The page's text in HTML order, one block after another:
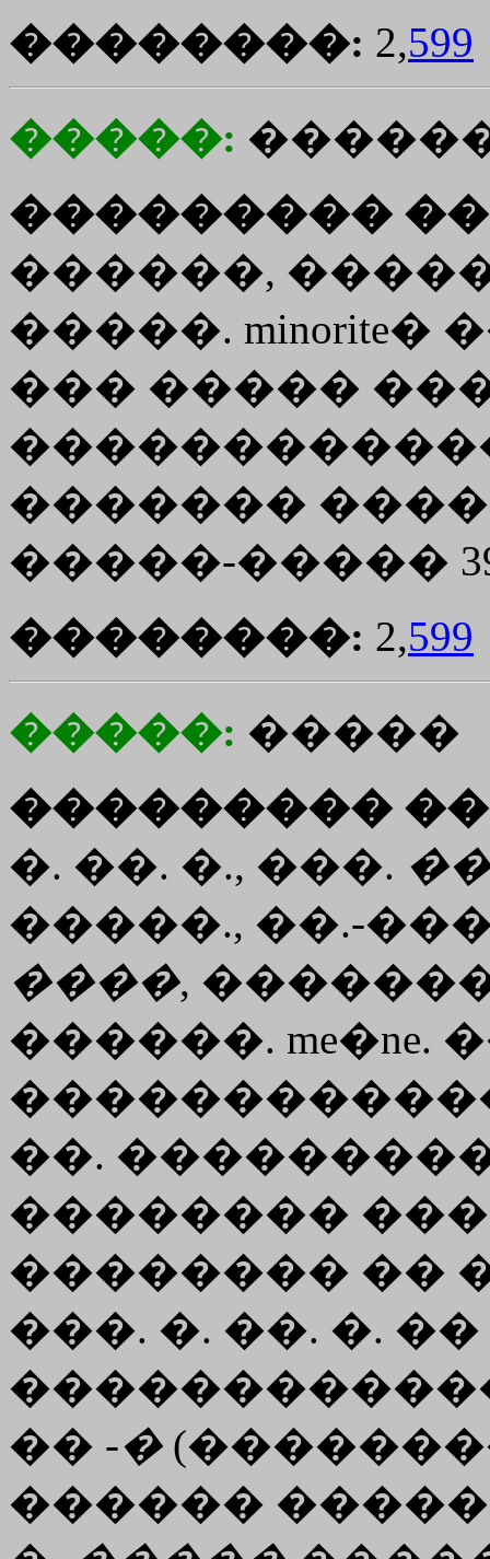
��������: 2,599
�����:
���������
������,
�����. minorite�
��� �����
�������
�����-�����
��������: 2,599
�����: �����
���������
�. ��. �., ���.
�����., ��.-
����,
������. me�ne.
��.
��������
�������� ��
���. �. ��. �.
�� -�
������ �����